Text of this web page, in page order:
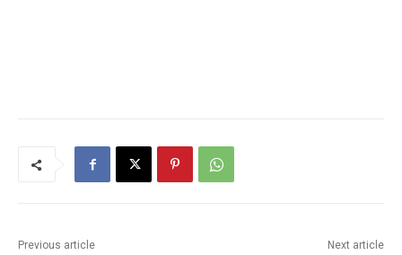
Previous article Next article